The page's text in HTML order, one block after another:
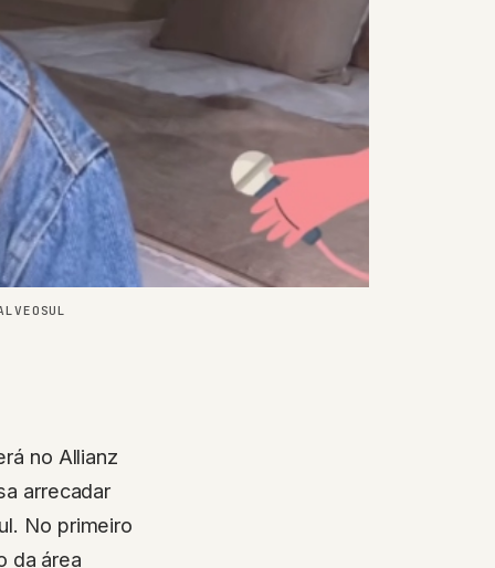
no Allianz
arrecadar
No primeiro
da área